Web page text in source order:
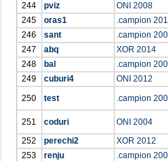
244
pviz
ONI 2008
245
oras1
.campion
246
sant
.campion
247
abq
XOR 2014
248
bal
.campion
249
cuburi4
ONI 2012
250
test .campion
251 coduri
ONI 2004
252
perechi2
XOR 2012
253
renju
.campion